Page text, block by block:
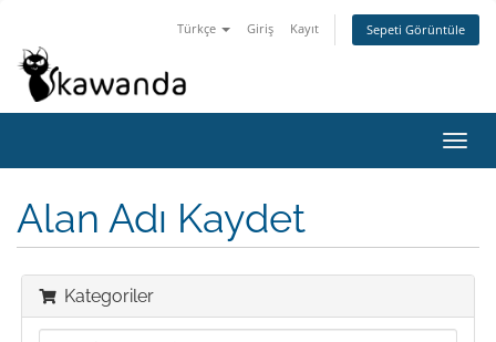
Türkçe Giriş Kayıt Sepeti Görüntüle
Alan Adı Kaydet
Kategoriler